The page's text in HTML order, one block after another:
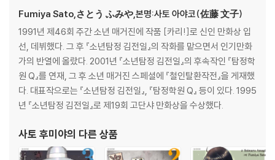
Fumiya Sato,さとう ふみや,본명:사토 아야코(佐藤 文子)
1991년 제46회 주간 소년 매거진에 작품 [카리!]로 신인 만화상 입
선, 데뷔했다. 그 후 『소년탐정 김전일』의 작화를 맡으면서 인기만화
가의 반열에 올랐다. 2001년 『소년탐정 김전일』의 후속작인 『탐정학
원 Q』를 연재, 그 후 소년 매거진 스페셜에 『철인탈환작전』을 게재했
다. 대표작으로는 『소년탐정 김전일』, 『탐정학원 Q』 등이 있다. 1995
년 『소년탐정 김전일』로 제19회 고단샤 만화상을 수상했다.
사토 후미야의 다른 상품